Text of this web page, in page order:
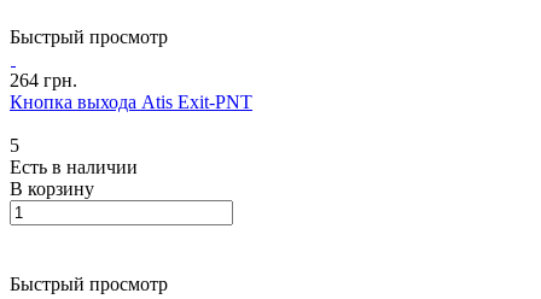
Быстрый просмотр
264 грн.
Кнопка выхода Atis Exit-PNT
5
Есть в наличии
В корзину
Быстрый просмотр